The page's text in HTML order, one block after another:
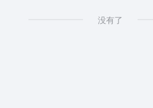
没有了